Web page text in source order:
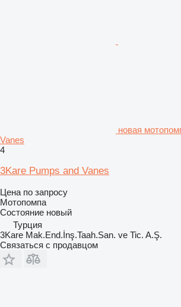
новая
Vanes
4
3Kare Pumps and Vanes
Цена по запросу
Мотопомпа
Состояние новый
Турция
3Kare Mak.End.İnş.Taah.San. ve Tic. A.Ş.
Связаться с продавцом